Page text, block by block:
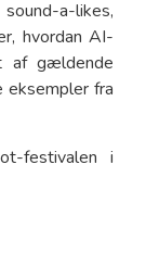
a-likes,
hvordan AI-
af gældende
fra
festivalen i